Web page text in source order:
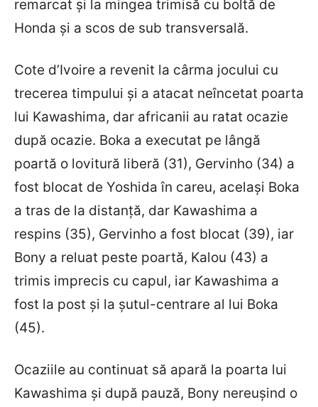
remarcat și la mingea trimisă cu boltă de
Honda și a scos de sub transversală.
Cote d’Ivoire a revenit la cârma jocului cu
trecerea timpului și a atacat neîncetat poarta
lui Kawashima, dar africanii au ratat ocazie
după ocazie. Boka a executat pe lângă
poartă o lovitură liberă (31), Gervinho (34) a
fost blocat de Yoshida în careu, același Boka
a tras de la distanță, dar Kawashima a
respins (35), Gervinho a fost blocat (39), iar
Bony a reluat peste poartă, Kalou (43) a
trimis imprecis cu capul, iar Kawashima a
fost la post și la șutul-centrare al lui Boka
(45).
Ocaziile au continuat să apară la poarta lui
Kawashima și după pauză, Bony nereușind o